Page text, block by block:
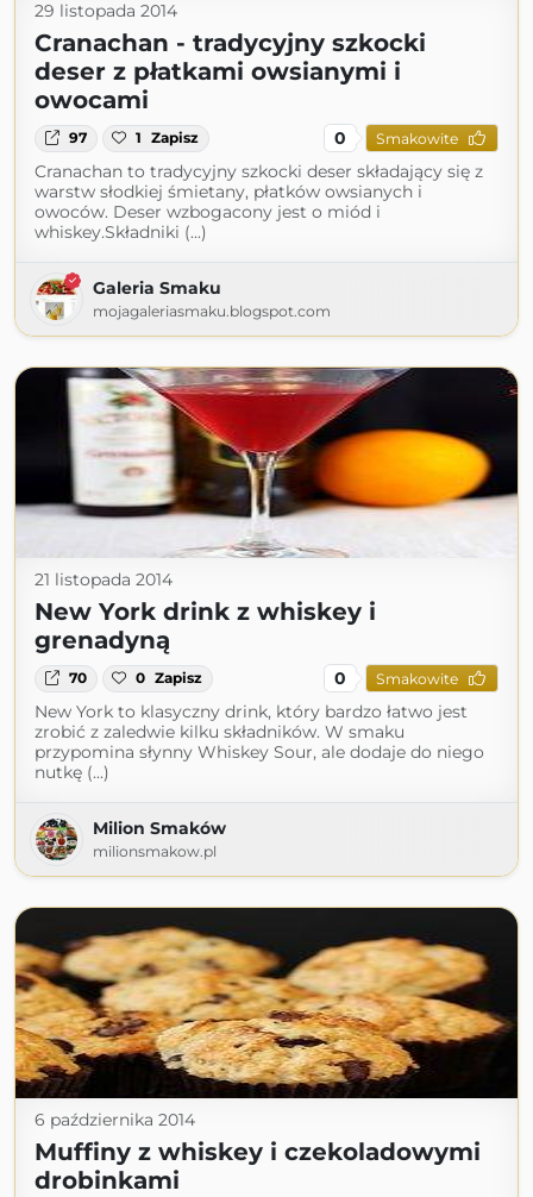
29 listopada 2014
Cranachan - tradycyjny szkocki
deser z płatkami owsianymi i
owocami
97 1 Zapisz 0 Smakowite
Cranachan to tradycyjny szkocki deser składający się z
warstw słodkiej śmietany, płatków owsianych i
owoców. Deser wzbogacony jest o miód i
whiskey.Składniki (...)
Galeria Smaku
mojagaleriasmaku.blogspot.com
21 listopada 2014
New York drink z whiskey i
grenadyną
70 0 Zapisz 0 Smakowite
New York to klasyczny drink, który bardzo łatwo jest
zrobić z zaledwie kilku składników. W smaku
przypomina słynny Whiskey Sour, ale dodaje do niego
nutkę (...)
Milion Smaków
milionsmakow.pl
6 października 2014
Muffiny z whiskey i czekoladowymi
drobinkami